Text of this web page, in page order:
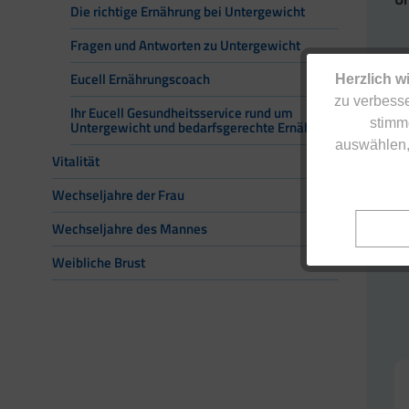
Herzlich
zu
Die richtige Ernährung bei Untergewicht
Fragen und Antworten zu Untergewicht
Eucell Ernährungscoach
Ihr Eucell Gesundheitsservice rund um
Untergewicht und bedarfsgerechte Ernährung
Vitalität
Wechseljahre der Frau
Wechseljahre des Mannes
Weibliche Brust